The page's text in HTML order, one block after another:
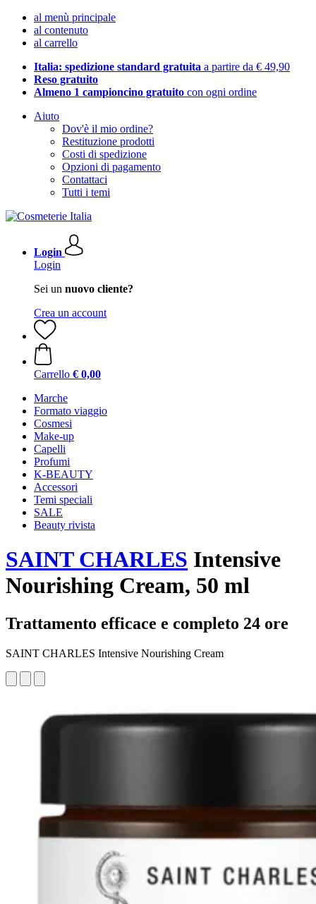
al menù principale
al contenuto
al carrello
Italia: spedizione standard gratuita a partire da € 49,90
Reso gratuito
Almeno 1 campioncino gratuito con ogni ordine
Aiuto
Dov'è il mio ordine?
Restituzione prodotti
Costi di spedizione
Opzioni di pagamento
Contattaci
Tutti i temi
Login
Login
Sei un nuovo cliente?
Crea un account
Carrello € 0,00
Marche
Formato viaggio
Cosmesi
Make-up
Capelli
Profumi
K-BEAUTY
Accessori
Temi speciali
SALE
Beauty rivista
SAINT CHARLES Intensive
Nourishing Cream, 50 ml
Trattamento efficace e completo 24 ore
SAINT CHARLES Intensive Nourishing Cream